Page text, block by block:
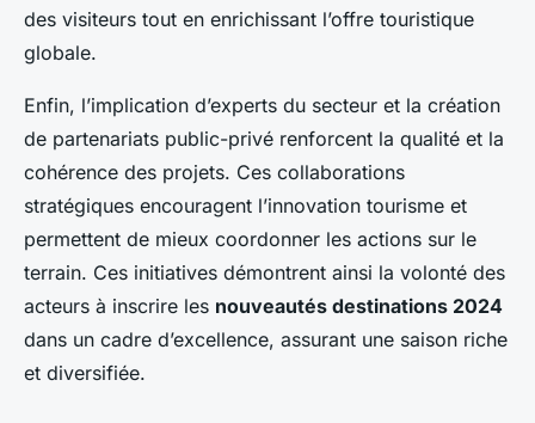
des visiteurs tout en enrichissant l’offre touristique
globale.
Enfin, l’implication d’experts du secteur et la création
de partenariats public-privé renforcent la qualité et la
cohérence des projets. Ces collaborations
stratégiques encouragent l’innovation tourisme et
permettent de mieux coordonner les actions sur le
terrain. Ces initiatives démontrent ainsi la volonté des
acteurs à inscrire les nouveautés destinations 2024
dans un cadre d’excellence, assurant une saison riche
et diversifiée.